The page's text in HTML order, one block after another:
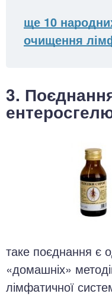
ще 10
очищення
3.
таке поєднання є
«домашніх»
лімфатичної